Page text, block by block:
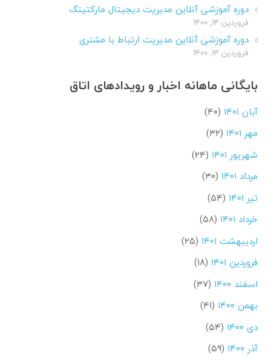
دوره آموزشی آنلاین مدیریت دیجیتال مارکتینگ
فروردین ۱۴, ۱۴۰۰
دوره آموزشی آنلاین مدیریت ارتباط با مشتری
فروردین ۱۴, ۱۴۰۰
بایگانی ماهانه اخبار و رویدادهای اتاق
آبان ۱۴۰۱
(۴۰)
مهر ۱۴۰۱
(۳۲)
شهریور ۱۴۰۱
(۲۴)
مرداد ۱۴۰۱
(۳۰)
تیر ۱۴۰۱
(۵۴)
خرداد ۱۴۰۱
(۵۸)
اردیبهشت ۱۴۰۱
(۲۵)
فروردین ۱۴۰۱
(۱۸)
اسفند ۱۴۰۰
(۳۷)
بهمن ۱۴۰۰
(۴۱)
دی ۱۴۰۰
(۵۴)
آذر ۱۴۰۰
(۵۹)